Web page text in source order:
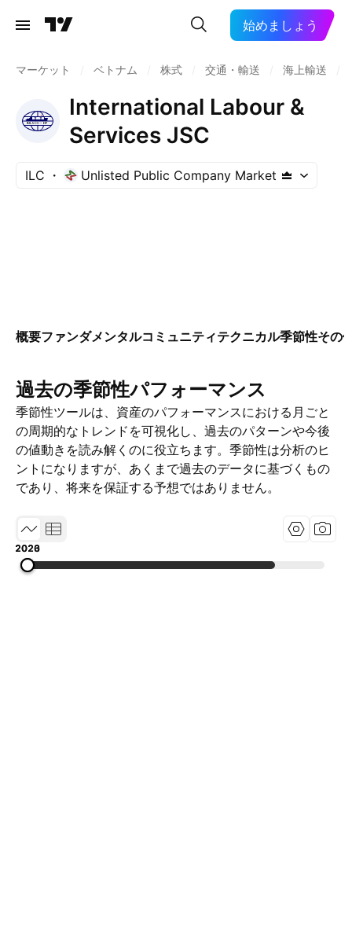
始めましょう
マーケット ベトナム 株式 交通・輸送 海上輸送
International Labour &
Services JSC
ILC Unlisted Public Company Market
概要ファンダメンタルコミュニティテクニカル季節性その
過去の季節性パフォーマンス
季節性ツールは、資産のパフォーマンスにおける月ごと
の周期的なトレンドを可視化し、過去のパターンや今後
の値動きを読み解くのに役立ちます。季節性は分析のヒ
ントになりますが、あくまで過去のデータに基づくもの
であり、将来を保証する予想ではありません。
2020
2023
2026